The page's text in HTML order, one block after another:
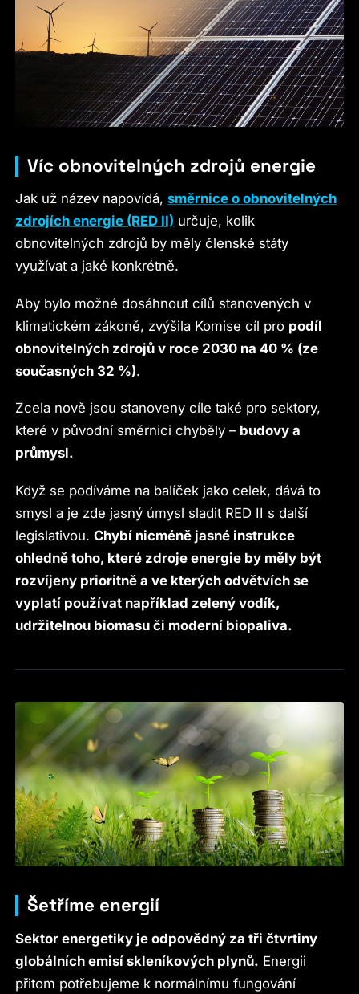
Víc obnovitelných zdrojů energie
Jak už název napovídá,směrnice o obnovitelných
zdrojích energie (RED II) určuje, kolik
obnovitelných zdrojů by měly členské státy
využívat a jaké konkrétně.
Aby bylo možné dosáhnout cílů stanovených v
klimatickém zákoně, zvýšila Komise cíl pro podíl
obnovitelných zdrojů v roce 2030 na 40 % (ze
současných 32 %).
Zcela nově jsou stanoveny cíle také pro sektory,
které v původní směrnici chyběly – budovy a
průmysl.
Když se podíváme na balíček jako celek, dává to
smysl a je zde jasný úmysl sladit RED II s další
legislativou.Chybí nicméně jasné instrukce
ohledně toho, které zdroje energie by měly být
rozvíjeny prioritně a ve kterých odvětvích se
vyplatí používat například zelený vodík,
udržitelnou biomasu či moderní biopaliva.
Šetříme energií
Sektor energetiky je odpovědný za tři čtvrtiny
globálních emisí skleníkových plynů. Energii
přitom potřebujeme k normálnímu fungování